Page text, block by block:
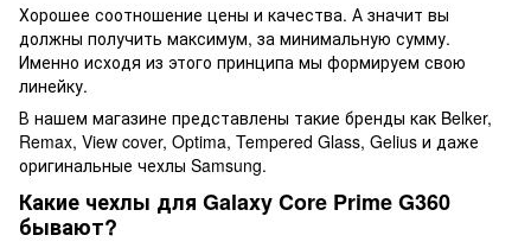
Хорошее соотношение цены и качества. А значит вы
должны получить максимум, за минимальную сумму.
Именно исходя из этого принципа мы формируем свою
линейку.
В нашем магазине представлены такие бренды как Belker,
Remax, View cover, Optima, Tempered Glass, Gelius и даже
оригинальные чехлы Samsung.
Какие чехлы для Galaxy Core Prime G360
бывают?